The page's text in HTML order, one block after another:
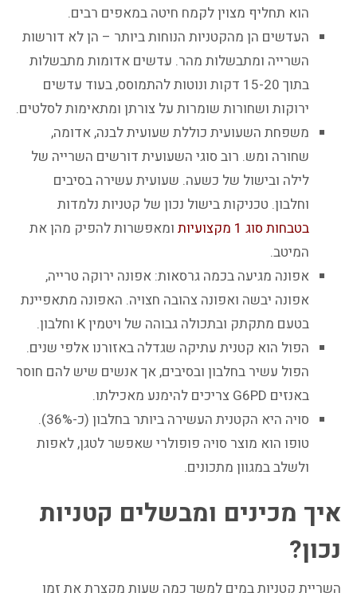
הוא תחליף מצוין לקמח חיטה במאפים רבים.
העדשים הן מהקטניות הנוחות ביותר – הן לא דורשות
השרייה ומתבשלות מהר. עדשים אדומות מתבשלות
בתוך 15-20 דקות ונוטות להתמוסס, בעוד עדשים
ירוקות ושחורות שומרות על צורתן ומתאימות לסלטים.
משפחת השעועית כוללת שעועית לבנה, אדומה,
שחורה ומש. רוב סוגי השעועית דורשים השרייה של
לילה ובישול של כשעה. שעועית עשירה בסיבים
וחלבון. טכניקות בישול נכון של קטניות נלמדות
בטבחות סוג 1 מקצועיות
ומאפשרות להפיק מהן את
המיטב.
אפונה מגיעה בכמה גרסאות: אפונה ירוקה טרייה,
אפונה יבשה ואפונה צהובה חצויה. האפונה מתאפיינת
בטעם מתקתק ובתכולה גבוהה של ויטמין K וחלבון.
הפול הוא קטנית עתיקה שגדלה באזורנו אלפי שנים.
הפול עשיר בחלבון ובסיבים, אך אנשים שיש להם חוסר
באנזים G6PD צריכים להימנע מאכילתו.
סויה היא הקטנית העשירה ביותר בחלבון (כ-36%).
טופו הוא מוצר סויה פופולרי שאפשר לטגן, לאפות
ולשלב במגוון מתכונים.
איך מכינים ומבשלים קטניות
נכון?
השריית קטניות במים למשך כמה שעות מקצרת את זמן